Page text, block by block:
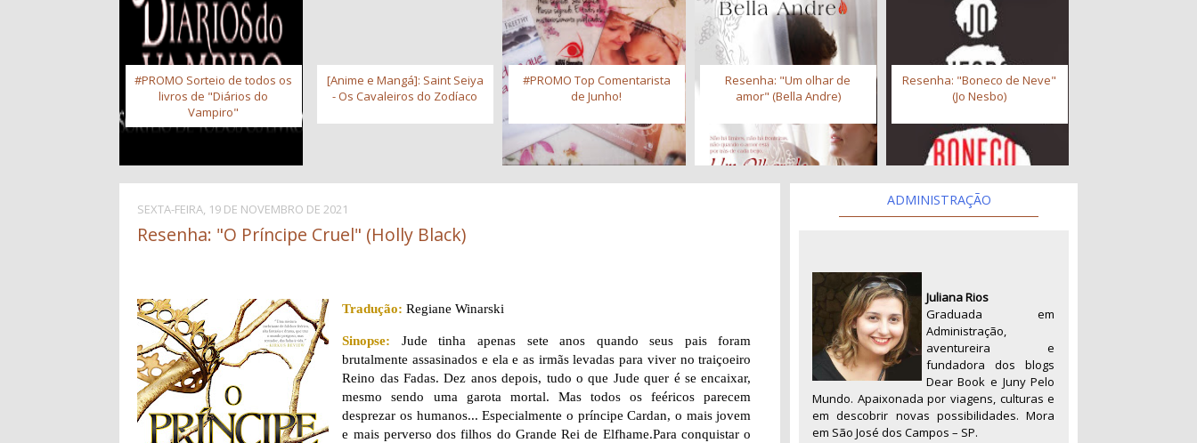
#PROMO Sorteio de todos os
livros de "Diários do
Vampiro"
[Anime e Mangá]: Saint Seiya
- Os Cavaleiros do Zodíaco
#PROMO Top Comentarista
de Junho!
Resenha: "Um olhar de
amor" (Bella Andre)
Resenha: "Boneco de Neve"
(Jo Nesbo)
SEXTA-FEIRA, 19 DE NOVEMBRO DE 2021
Resenha: "O Príncipe Cruel" (Holly Black)
Tradução: Regiane Winarski
Sinopse:
Jude tinha apenas sete anos quando seus pais foram
brutalmente assasinados e ela e as irmãs levadas para viver no traiçoeiro
Reino das Fadas. Dez anos depois, tudo o que Jude quer é se encaixar,
mesmo sendo uma garota mortal. Mas todos os feéricos parecem
desprezar os humanos... Especialmente o príncipe Cardan, o mais jovem
e mais perverso dos filhos do Grande Rei de Elfhame.Para conquistar o
ADMINISTRAÇÃO
Juliana Rios
Graduada em
Administração,
aventureira e
fundadora dos blogs
Dear Book e Juny Pelo
Mundo. Apaixonada por viagens, culturas e
em descobrir novas possibilidades. Mora
em São José dos Campos – SP.